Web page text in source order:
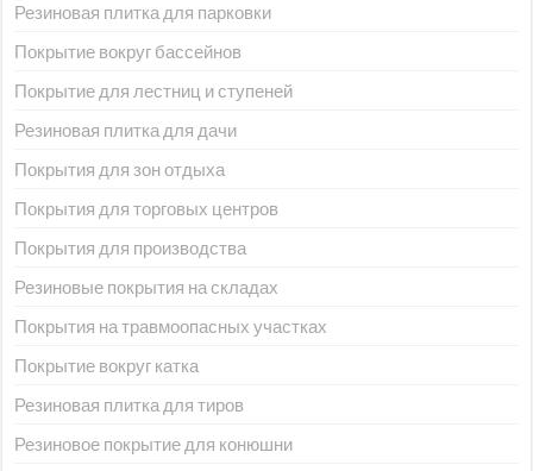
Резиновая плитка для парковки
Покрытие вокруг бассейнов
Покрытие для лестниц и ступеней
Резиновая плитка для дачи
Покрытия для зон отдыха
Покрытия для торговых центров
Покрытия для производства
Резиновые покрытия на складах
Покрытия на травмоопасных участках
Покрытие вокруг катка
Резиновая плитка для тиров
Резиновое покрытие для конюшни